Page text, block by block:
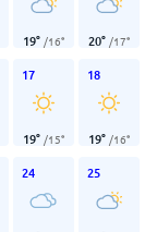
19° /16° 20° /17°
17
19° /15°
18
19° /16°
24 25